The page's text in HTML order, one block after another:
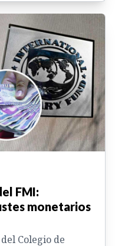
FMI:
monetarios
Colegio de